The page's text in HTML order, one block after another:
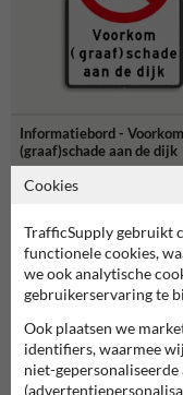
Informatiebord - Voorkom
(graaf)schade aan de dijk
Cookies
TrafficSupply gebruikt
functionele cookies,
we ook analytische
gebruikerservaring te
Ook plaatsen we
identifiers, waarmee
niet-